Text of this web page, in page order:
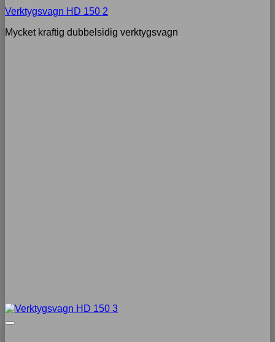
Verktygsvagn HD 150 2
Mycket kraftig dubbelsidig verktygsvagn